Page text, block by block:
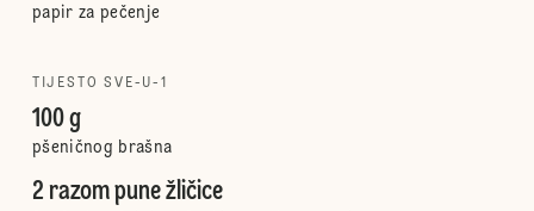
papir za pečenje
TIJESTO SVE-U-1
100 g
pšeničnog brašna
2 razom pune žličice